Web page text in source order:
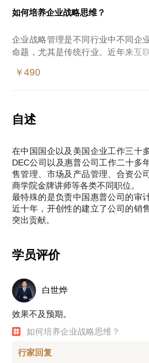
败”问题，正是我可以带来的、超过
如何培养企业战略思维？
企业战略管理是不同行业中不同企
命题，尤其是传统行业。近年来互
是，这个管理学科的理论基础未变
者：
对企业战略管理的分层管理没有足
对企业战略和具体战术的区别知之
的区别，出现方向不明确但战术
况；
未能釐清战略目标和战略举措的关
选择“正确的事情”一知半解，把目
我在惠普公司企业战略管理的经典
略规划十步法】，是我自2001年
志评为“年度企业培训课程大奖”，
业，为他们传授企业战略管理之道
行辅导咨询，受到企业的一致好评！
我愿意与你分享的内容包括：
搞清有关企业战略管理和企业战略的
协助学员将自己的本职工作与企业
学会战略思考。
￥490
自述
在中国国企以及美国企业工作三十
DEC公司以及惠普公司工作二十多
售管理、市场及产品管理、合资公
商学院金牌讲师等各类不同职位。
最特殊的是负责中国惠普公司的审
近十年，开创性的建立了公司的销
学员评价
白世烨
效果不及预期。
如何培养企业战略思维？
行家回复